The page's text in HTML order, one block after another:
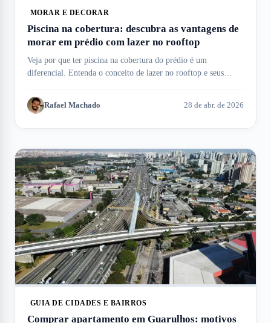
MORAR E DECORAR
Piscina na cobertura: descubra as vantagens de
morar em prédio com lazer no rooftop
Veja por que ter piscina na cobertura do prédio é um
diferencial. Entenda o conceito de lazer no rooftop e seus
Rafael Machado 28 de abr. de 2026
GUIA DE CIDADES E BAIRROS
Comprar apartamento em Guarulhos: motivos